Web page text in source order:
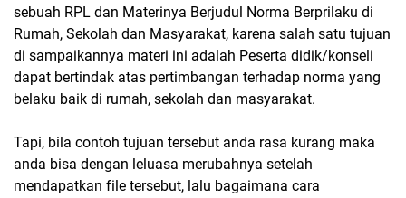
sebuah RPL dan Materinya Berjudul Norma Berprilaku di
Rumah, Sekolah dan Masyarakat, karena salah satu tujuan
di sampaikannya materi ini adalah Peserta didik/konseli
dapat bertindak atas pertimbangan terhadap norma yang
belaku baik di rumah, sekolah dan masyarakat.
Tapi, bila contoh tujuan tersebut anda rasa kurang maka
anda bisa dengan leluasa merubahnya setelah
mendapatkan file tersebut, lalu bagaimana cara